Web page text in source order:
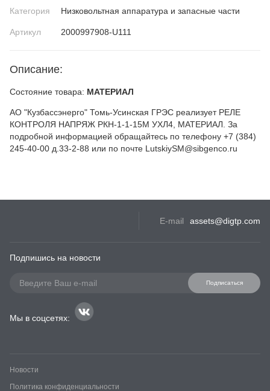
Категория Низковольтная аппаратура и запасные части
Артикул 2000997908-U111
Описание:
Состояние товара: МАТЕРИАЛ
АО "Кузбассэнерго" Томь-Усинская ГРЭС реализует РЕЛЕ
КОНТРОЛЯ НАПРЯЖ РКН-1-1-15М УХЛ4, МАТЕРИАЛ. За
подробной информацией обращайтесь по телефону +7 (384)
245-40-00 д.33-2-88 или по почте LutskiySM@sibgenco.ru
E-mail assets@digtp.com
Подпишись на новости
Подписаться
Мы в соцсетях:
Новости
Политика конфиденциальности